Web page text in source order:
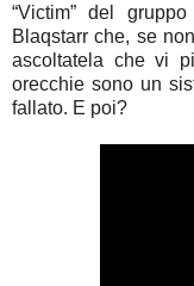
“Victim” del
Blaqstarr che, se
ascoltatela che vi
orecchie sono un
fallato. E poi?